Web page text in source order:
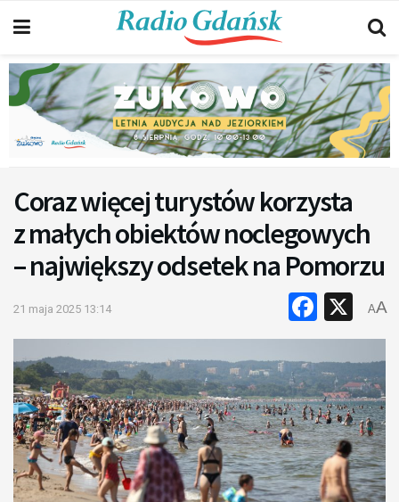
Coraz więcej turystów korzysta
z małych obiektów noclegowych
– największy odsetek na Pomorzu
21 maja 2025 13:14 X
AA